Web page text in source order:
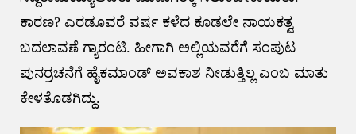
ಕಾರಣ? ಎರಡೂವರೆ ವರ್ಷ ಕಳೆದ ಕೂಡಲೇ ನಾಯಕತ್ವ
ಬದಲಾವಣೆ ಗ್ಯಾರಂಟಿ. ಹೀಗಾಗಿ ಅಲ್ಲಿಯವರೆಗೆ ಸಂಪುಟ
ಪುನರ್ರಚನೆಗೆ ಹೈಕಮಾಂಡ್ ಅವಕಾಶ ನೀಡುತ್ತಿಲ್ಲ ಎಂಬ ಮಾತು
ಕೇಳತೊಡಗಿದ್ದು.